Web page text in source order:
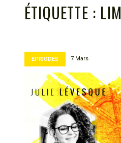
ÉTIQUETTE :
ÉPISODES 7 Mars